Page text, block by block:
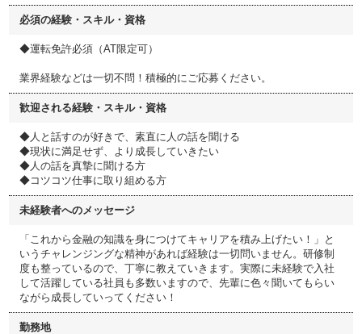
必須の経験・スキル・資格
◆運転免許必須（AT限定可）
業界経験などは一切不問！積極的にご応募ください。
歓迎される経験・スキル・資格
◆人と話すのが好きで、素直に人の話を聞ける
◆現状に満足せず、より成長していきたい
◆人の話を真摯に聞ける方
◆コツコツ仕事に取り組める方
未経験者へのメッセージ
「これから金融の知識を身につけてキャリアを積み上げたい！」と
いうチャレンジングな精神があれば経験は一切問いません。研修制
度も整っているので、丁寧に教えていきます。実際に未経験で入社
して活躍している社員も多数いますので、先輩に色々聞いてもらい
ながら成長していってください！
勤務地